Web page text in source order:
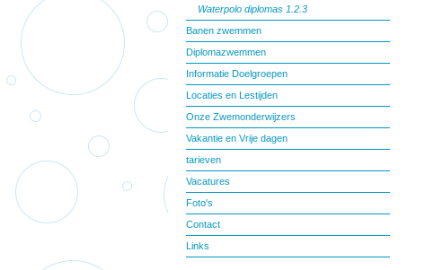
Waterpolo diplomas 1.2.3
Banen zwemmen
Diplomazwemmen
Informatie Doelgroepen
Locaties en Lestijden
Onze Zwemonderwijzers
Vakantie en Vrije dagen
tarieven
Vacatures
Foto's
Contact
Links